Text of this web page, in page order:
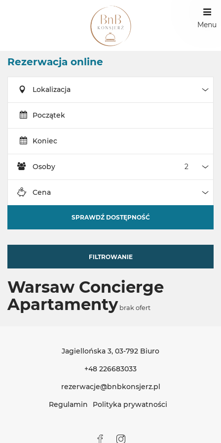
Menu
Rezerwacja online
Lokalizacja
Początek
Koniec
Osoby
Cena
SPRAWDŹ DOSTĘPNOŚĆ
FILTROWANIE
Warsaw Concierge
Apartamenty brak ofert
Jagiellońska 3, 03-792 Biuro
+48 226683033
rezerwacje@bnbkonsjerz.pl
Regulamin
Polityka prywatności